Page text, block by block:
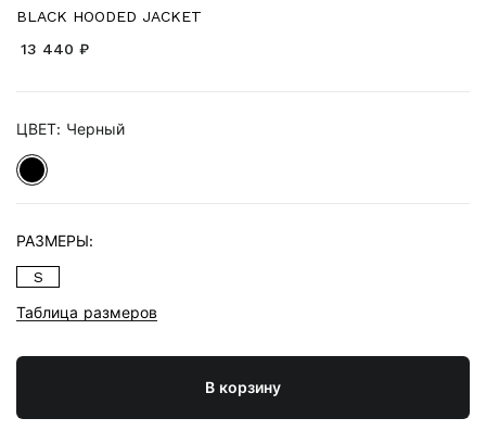
BLACK HOODED JACKET
13 440 ₽
В корзину
РАЗМЕРЫ:
S
ЦВЕТ: Черный
Таблица размеров